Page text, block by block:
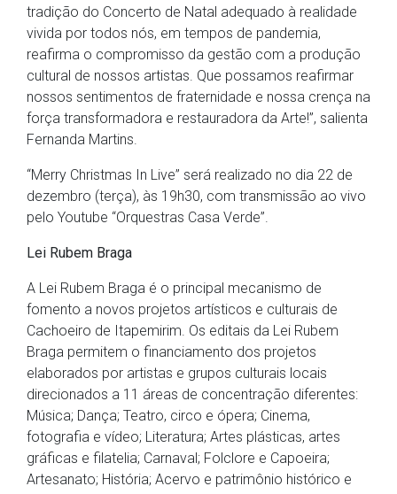
tradição do Concerto de Natal adequado à realidade
vivida por todos nós, em tempos de pandemia,
reafirma o compromisso da gestão com a produção
cultural de nossos artistas. Que possamos reafirmar
nossos sentimentos de fraternidade e nossa crença na
força transformadora e restauradora da Arte!”, salienta
Fernanda Martins.
“Merry Christmas In Live” será realizado no dia 22 de
dezembro (terça), às 19h30, com transmissão ao vivo
pelo Youtube “Orquestras Casa Verde”.
Lei Rubem Braga
A Lei Rubem Braga é o principal mecanismo de
fomento a novos projetos artísticos e culturais de
Cachoeiro de Itapemirim. Os editais da Lei Rubem
Braga permitem o financiamento dos projetos
elaborados por artistas e grupos culturais locais
direcionados a 11 áreas de concentração diferentes:
Música; Dança; Teatro, circo e ópera; Cinema,
fotografia e vídeo; Literatura; Artes plásticas, artes
gráficas e filatelia; Carnaval; Folclore e Capoeira;
Artesanato; História; Acervo e patrimônio histórico e